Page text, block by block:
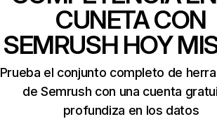
CUNETA CON
SEMRUSH HOY
Prueba el conjunto completo de
de Semrush con una cuenta
profundiza en los datos